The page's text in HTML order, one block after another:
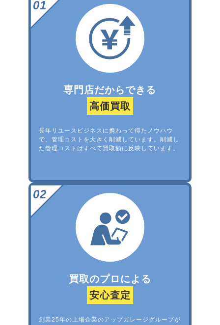
専門店だからできる
高価買取
長年リユースビジネスに携わって得たノウハウ
で、管理コストを大きく削減しています。削減し
た管理コストはすべて買取額に反映しています。
買取のプロによる
安心査定
創業25年の上場企業のアップガレージグループが